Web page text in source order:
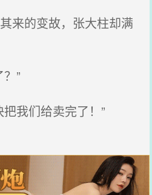
来的变故，张大柱却满
”
我们给卖完了！”